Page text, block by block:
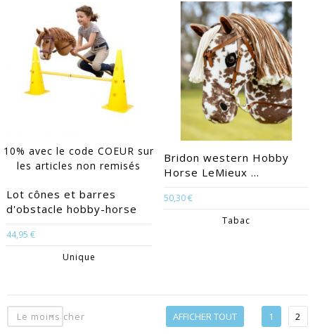
10% avec le code COEUR sur
les articles non remisés
Lot cônes et barres
d'obstacle hobby-horse
44,95 €
Unique
Bridon western Hobby
Horse LeMieux ...
50,30 €
Tabac
Le moins cher AFFICHER TOUT 1 2